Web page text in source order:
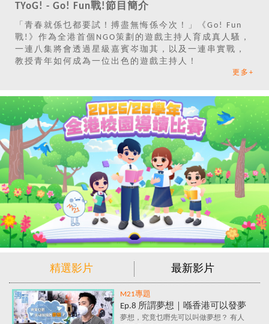
TYoG! - Go! Fun戰!節目簡介
「青春就係乜都要試！搏盡無悔係今次！」《Go! Fun
戰!》作為全港首個NGO策劃的遊戲主持人育成真人騷，
一連八集將會透過星級嘉賓岑珈其，以及一連串實戰，
教授青年如何成為一位出色的遊戲主持人！
更多+
精選影片 最新影片
M21專題
Ep.8 所謂夢想｜喺香港可以發夢
嗎？夢想究竟係咩？追夢=金錢
夢想，究竟乜嘢先可以叫做夢想？ 有人